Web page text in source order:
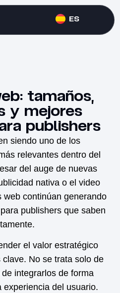
ES
tamaños,
y mejores
publishers
siendo uno de los
relevantes dentro del
del auge de nuevas
nativa o el video
web continúan generando
publishers que saben
el valor estratégico
No se trata solo de
integrarlos de forma
experiencia del usuario.